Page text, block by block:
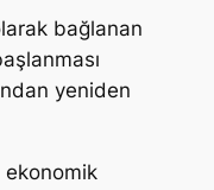
bağlanan
yeniden
ekonomik